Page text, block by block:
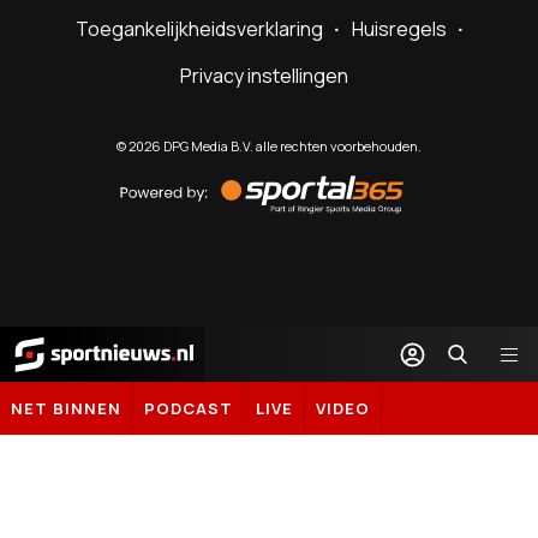
Toegankelijkheidsverklaring
Huisregels
Privacy instellingen
©2026 DPG Media B.V. alle rechten voorbehouden.
by
Sportal365
Sportnieuws.nl
NET BINNEN PODCAST LIVE VIDEO